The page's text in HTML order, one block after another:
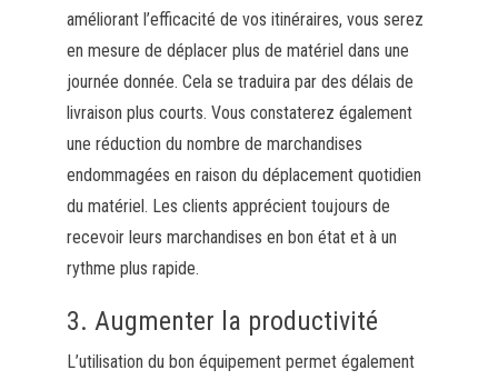
améliorant l’efficacité de vos itinéraires, vous serez
en mesure de déplacer plus de matériel dans une
journée donnée. Cela se traduira par des délais de
livraison plus courts. Vous constaterez également
une réduction du nombre de marchandises
endommagées en raison du déplacement quotidien
du matériel. Les clients apprécient toujours de
recevoir leurs marchandises en bon état et à un
rythme plus rapide.
3. Augmenter la productivité
L’utilisation du bon équipement permet également